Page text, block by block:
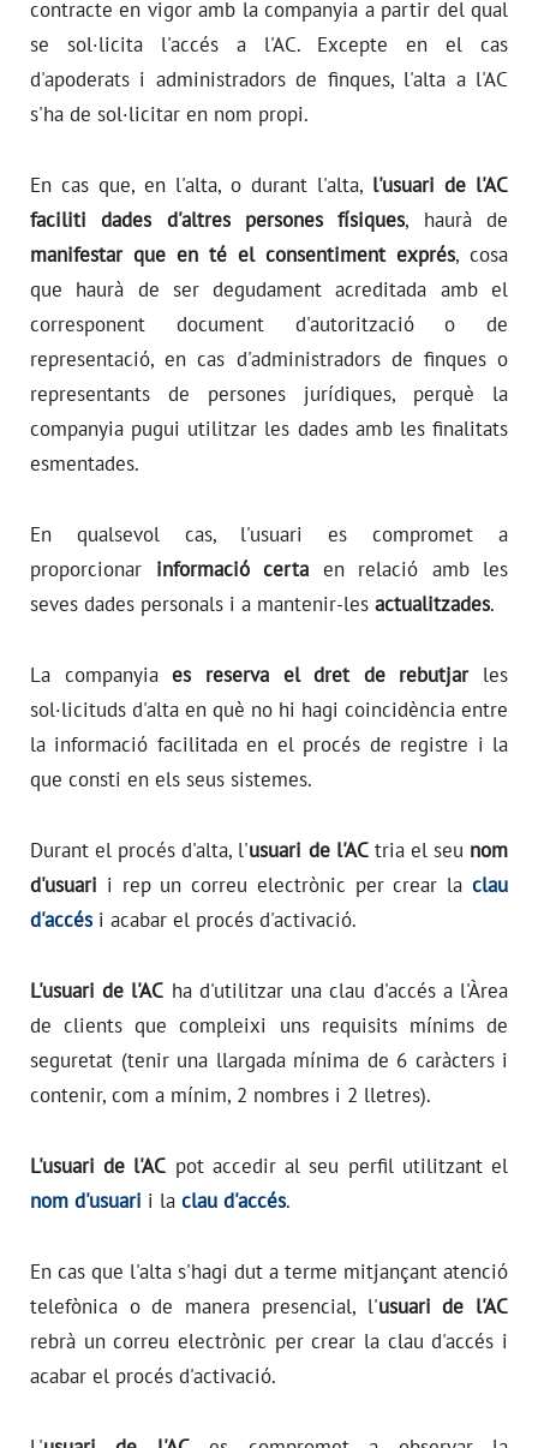
contracte en vigor amb la companyia a partir del qual
se sol·licita l'accés a l'AC. Excepte en el cas
d'apoderats i administradors de finques, l'alta a l'AC
s'ha de sol·licitar en nom propi.
En cas que, en l'alta, o durant l'alta, l'usuari de l'AC
faciliti dades d'altres persones físiques, haurà de
manifestar que en té el consentiment exprés, cosa
que haurà de ser degudament acreditada amb el
corresponent document d'autorització o de
representació, en cas d'administradors de finques o
representants de persones jurídiques, perquè la
companyia pugui utilitzar les dades amb les finalitats
esmentades.
En qualsevol cas, l'usuari es compromet a
proporcionar informació certa en relació amb les
seves dades personals i a mantenir-les actualitzades.
La companyiaes reserva el dret de rebutjarles
sol·licituds d'alta en què no hi hagi coincidència entre
la informació facilitada en el procés de registre i la
que consti en els seus sistemes.
Durant el procés d'alta, l'usuari de l'ACtria el seu nom
d'usuari i rep un correu electrònic per crear la clau
d'accés i acabar el procés d'activació.
L'usuari de l'AC ha d'utilitzar una clau d'accés a l'Àrea
de clients que compleixi uns requisits mínims de
seguretat (tenir una llargada mínima de 6 caràcters i
contenir, com a mínim, 2 nombres i 2 lletres).
L'usuari de l'AC pot accedir al seu perfil utilitzant el
nom d'usuari i la clau d'accés.
En cas que l'alta s'hagi dut a terme mitjançant atenció
telefònica o de manera presencial, l'usuari de l'AC
rebrà un correu electrònic per crear la clau d'accés i
acabar el procés d'activació.